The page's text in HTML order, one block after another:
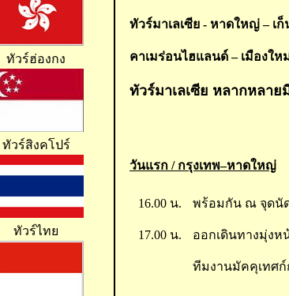
ทัวร์ฮ่องกง
ทัวร์สิงคโปร์
ทัวร์ไทย
ทัวร์มาเลเซีย - หาดใหญ่ – เ
คาเมร่อนไฮแลนด์– เมืองให
ทัวร์มาเลเซีย หลากหลา
วันแรก / กรุงเทพ–หาดใหญ่
16.00 น. พร้อมกัน ณ จุดนัด
17.00 น. ออกเดินทางมุ่งห
ทีมงานมัคคุเทศก์